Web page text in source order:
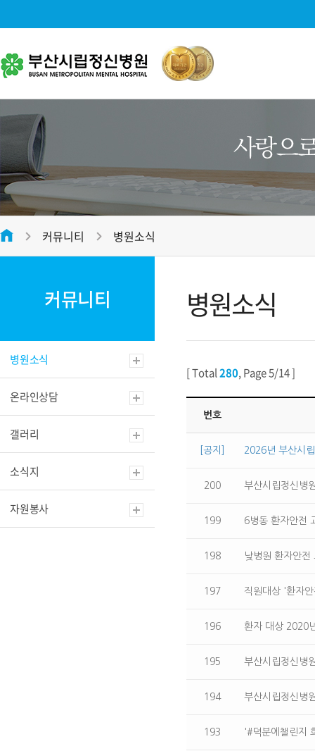
051-312-2288
평일 09:00 ~ 17:00
접수마감시간 오전 12:00 , 오후 16:30
병원소개
병원장 인사말
미션 및 비전
병원 조직도
오시는 길
커뮤니티 병원소식
커뮤니티
병원소식
온라인상담
갤러리
소식지
자원봉사
병원소식
[ Total280, Page 5/14 ]
번호
[공지] 2026년 부산시
200 부산시립정신병
199 6병동 환자안전
198 낮병원 환자안
197 직원대상 '환자
196 환자 대상 2020
195 부산시립정신병
194 부산시립정신병
193 '#덕분에챌린지